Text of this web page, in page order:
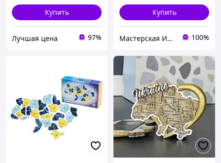
Купить
Лучшая цена 97%
Купить
Мастерская Ирпень 100%